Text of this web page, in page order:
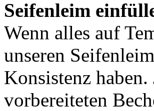
Seifenleim
Wenn alles auf
unseren
Konsistenz
vorbereiteten